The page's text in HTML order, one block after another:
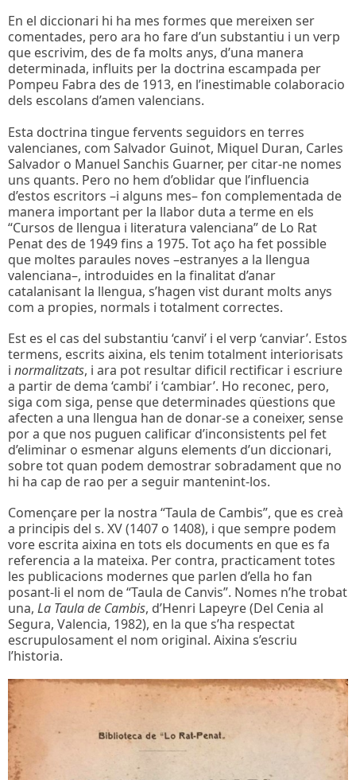
En el diccionari hi ha mes formes que mereixen ser
comentades, pero ara ho fare d’un substantiu i un verp
que escrivim, des de fa molts anys, d’una manera
determinada, influits per la doctrina escampada per
Pompeu Fabra des de 1913, en l’inestimable colaboracio
dels escolans d’amen valencians.
Esta doctrina tingue fervents seguidors en terres
valencianes, com Salvador Guinot, Miquel Duran, Carles
Salvador o Manuel Sanchis Guarner, per citar-ne nomes
uns quants. Pero no hem d’oblidar que l’influencia
d’estos escritors –i alguns mes– fon complementada de
manera important per la llabor duta a terme en els
“Cursos de llengua i literatura valenciana” de Lo Rat
Penat des de 1949 fins a 1975. Tot aço ha fet possible
que moltes paraules noves –estranyes a la llengua
valenciana–, introduides en la finalitat d’anar
catalanisant la llengua, s’hagen vist durant molts anys
com a propies, normals i totalment correctes.
Est es el cas del substantiu ‘canvi’ i el verp ‘canviar’. Estos
termens, escrits aixina, els tenim totalment interiorisats
i normalitzats, i ara pot resultar dificil rectificar i escriure
a partir de dema ‘cambi’ i ‘cambiar’. Ho reconec, pero,
siga com siga, pense que determinades qüestions que
afecten a una llengua han de donar-se a coneixer, sense
por a que nos puguen calificar d’inconsistents pel fet
d’eliminar o esmenar alguns elements d’un diccionari,
sobre tot quan podem demostrar sobradament que no
hi ha cap de rao per a seguir mantenint-los.
Començare per la nostra “Taula de Cambis”, que es creà
a principis del s. XV (1407 o 1408), i que sempre podem
vore escrita aixina en tots els documents en que es fa
referencia a la mateixa. Per contra, practicament totes
les publicacions modernes que parlen d’ella ho fan
posant-li el nom de “Taula de Canvis”. Nomes n’he trobat
una, La Taula de Cambis, d’Henri Lapeyre (Del Cenia al
Segura, Valencia, 1982), en la que s’ha respectat
escrupulosament el nom original. Aixina s’escriu
l’historia.